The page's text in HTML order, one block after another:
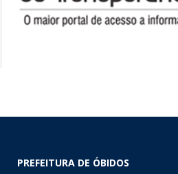
PREFEITURA DE ÓBIDOS